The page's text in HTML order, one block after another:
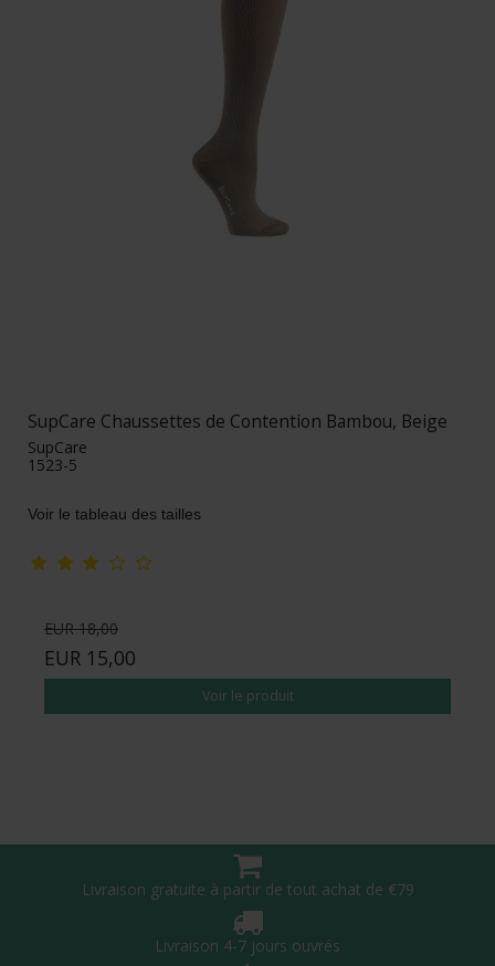
SupCare Chaussettes de Contention Bambou, Beige
SupCare
1523-5
Voir le tableau des tailles
EUR 18,00
EUR 15,00
Voir le produit
Livraison gratuite à partir de tout achat de €79
Livraison 4-7 jours ouvrés